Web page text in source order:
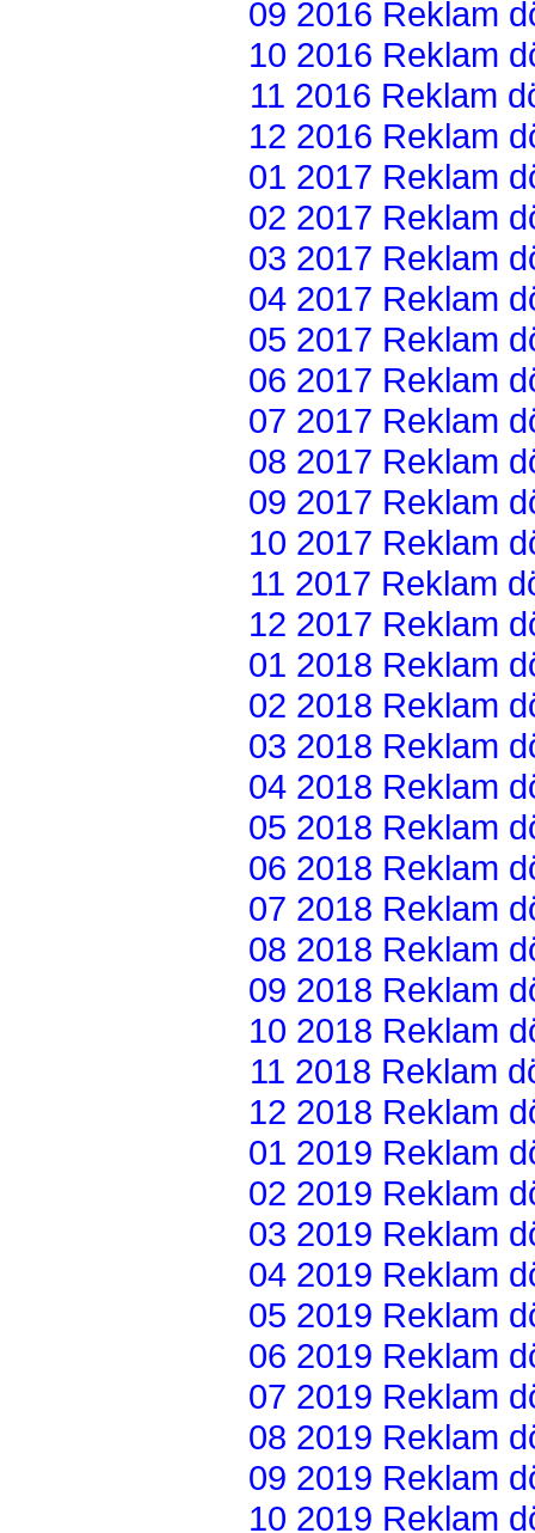
09 2016 Reklam
10 2016 Reklam
11 2016 Reklam
12 2016 Reklam
01 2017 Reklam
02 2017 Reklam
03 2017 Reklam
04 2017 Reklam
05 2017 Reklam
06 2017 Reklam
07 2017 Reklam
08 2017 Reklam
09 2017 Reklam
10 2017 Reklam
11 2017 Reklam
12 2017 Reklam
01 2018 Reklam
02 2018 Reklam
03 2018 Reklam
04 2018 Reklam
05 2018 Reklam
06 2018 Reklam
07 2018 Reklam
08 2018 Reklam
09 2018 Reklam
10 2018 Reklam
11 2018 Reklam
12 2018 Reklam
01 2019 Reklam
02 2019 Reklam
03 2019 Reklam
04 2019 Reklam
05 2019 Reklam
06 2019 Reklam
07 2019 Reklam
08 2019 Reklam
09 2019 Reklam
10 2019 Reklam